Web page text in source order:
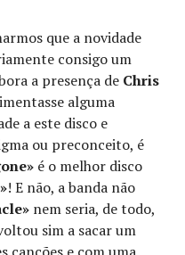
que a novidade
consigo um
a presença de Chris
alguma
a este disco e
ou preconceito, é
é o melhor disco
! E não, a banda não
nem seria, de todo,
sim a sacar um